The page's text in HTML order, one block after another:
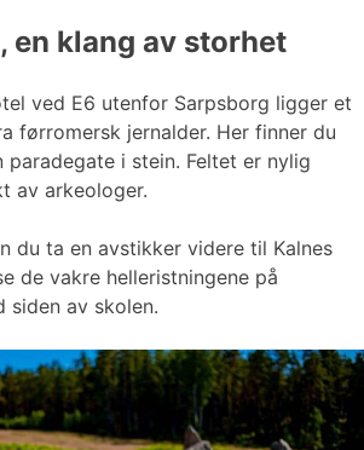
en klang av storhet
ved E6 utenfor Sarpsborg ligger et
førromersk jernalder. Her finner du
i stein. Feltet er nylig
av arkeologer.
du ta en avstikker videre til Kalnes
de vakre helleristningene på
siden av skolen.